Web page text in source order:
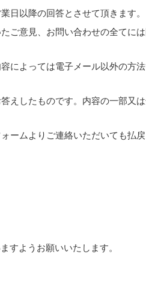
日以降の回答とさせて頂きます。
ご意見、お問い合わせの全てに
によっては電子メール以外の方
えしたものです。内容の一部又
ムよりご連絡いただいても払
すようお願いいたします。